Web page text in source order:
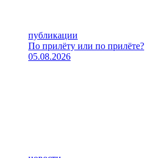
публикации
По прилёту или по прилёте?
05.08.2026